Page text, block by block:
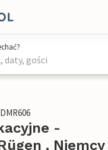
daty, gości
DMR606
-
, Niemcy